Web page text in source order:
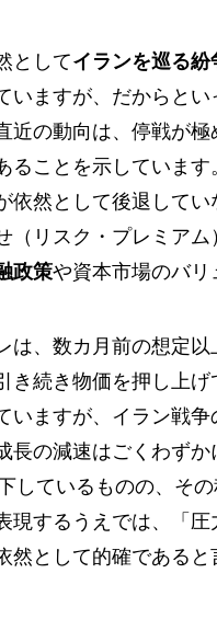
としてイランを巡る紛
いますが、だからと
近の動向は、停戦が
ることを示していま
依然として後退して
（リスク・プレミア
政策や資本市場のバリ
は、数カ月前の想定
き続き物価を押し上
いますが、イラン戦
長の減速はごくわず
しているものの、そ
現するうえでは、「
然として的確であると